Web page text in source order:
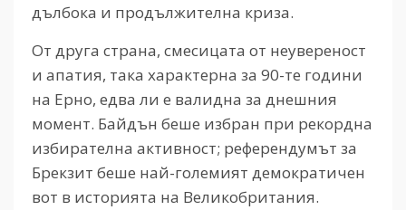
дълбока и продължителна криза.
От друга страна, смесицата от неувереност
и апатия, така характерна за 90-те години
на Ерно, едва ли е валидна за днешния
момент. Байдън беше избран при рекордна
избирателна активност; референдумът за
Брекзит беше най-големият демократичен
вот в историята на Великобритания.